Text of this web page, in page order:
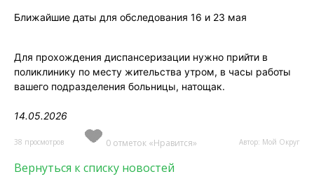
Ближайшие даты для обследования 16 и 23 мая
Для прохождения диспансеризации нужно прийти в
поликлинику по месту жительства утром, в часы работы
вашего подразделения больницы, натощак.
14.05.2026
38 просмотров 0 отметок «Нравится» Автор: Мой Округ
Вернуться к списку новостей